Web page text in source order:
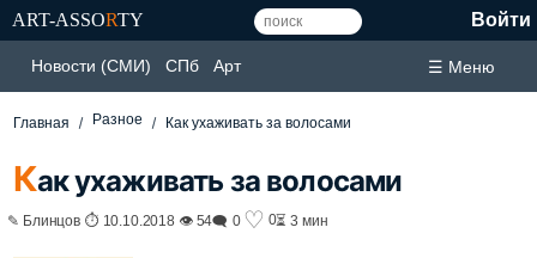
ART-ASSORTY Войти
Новости (СМИ) СПб Арт ☰ Меню
Главная Разное Как ухаживать за волосами
Как ухаживать за волосами
✎ Блинцов ⏱ 10.10.2018 👁 54🗨 0 ♡ 0⏳ 3 мин